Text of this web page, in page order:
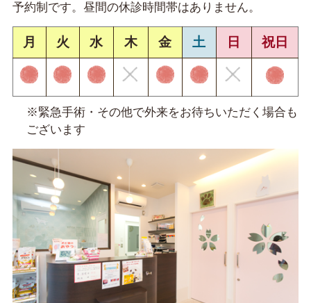
予約制です。昼間の休診時間帯はありません。
月 火 水 木 金 土 日 祝日
※緊急手術・その他で外来をお待ちいただく場合も
ございます